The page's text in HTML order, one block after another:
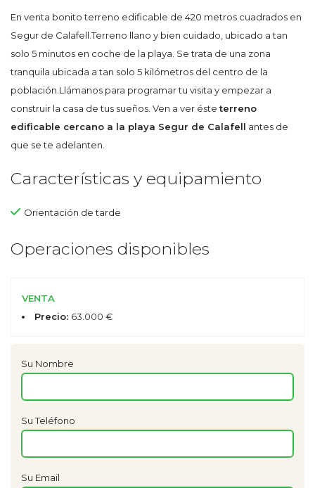
En venta bonito terreno edificable de 420 metros cuadrados en
Segur de Calafell.Terreno llano y bien cuidado, ubicado a tan
solo 5 minutos en coche de la playa. Se trata de una zona
tranquila ubicada a tan solo 5 kilómetros del centro de la
población.Llámanos para programar tu visita y empezar a
construir la casa de tus sueños. Ven a ver ésteterreno
edificable cercano a la playa Segur de Calafell antes de
que se te adelanten.
Características y equipamiento
Orientación de tarde
Operaciones disponibles
VENTA
Precio: 63.000 €
Su Nombre
Su Teléfono
Su Email